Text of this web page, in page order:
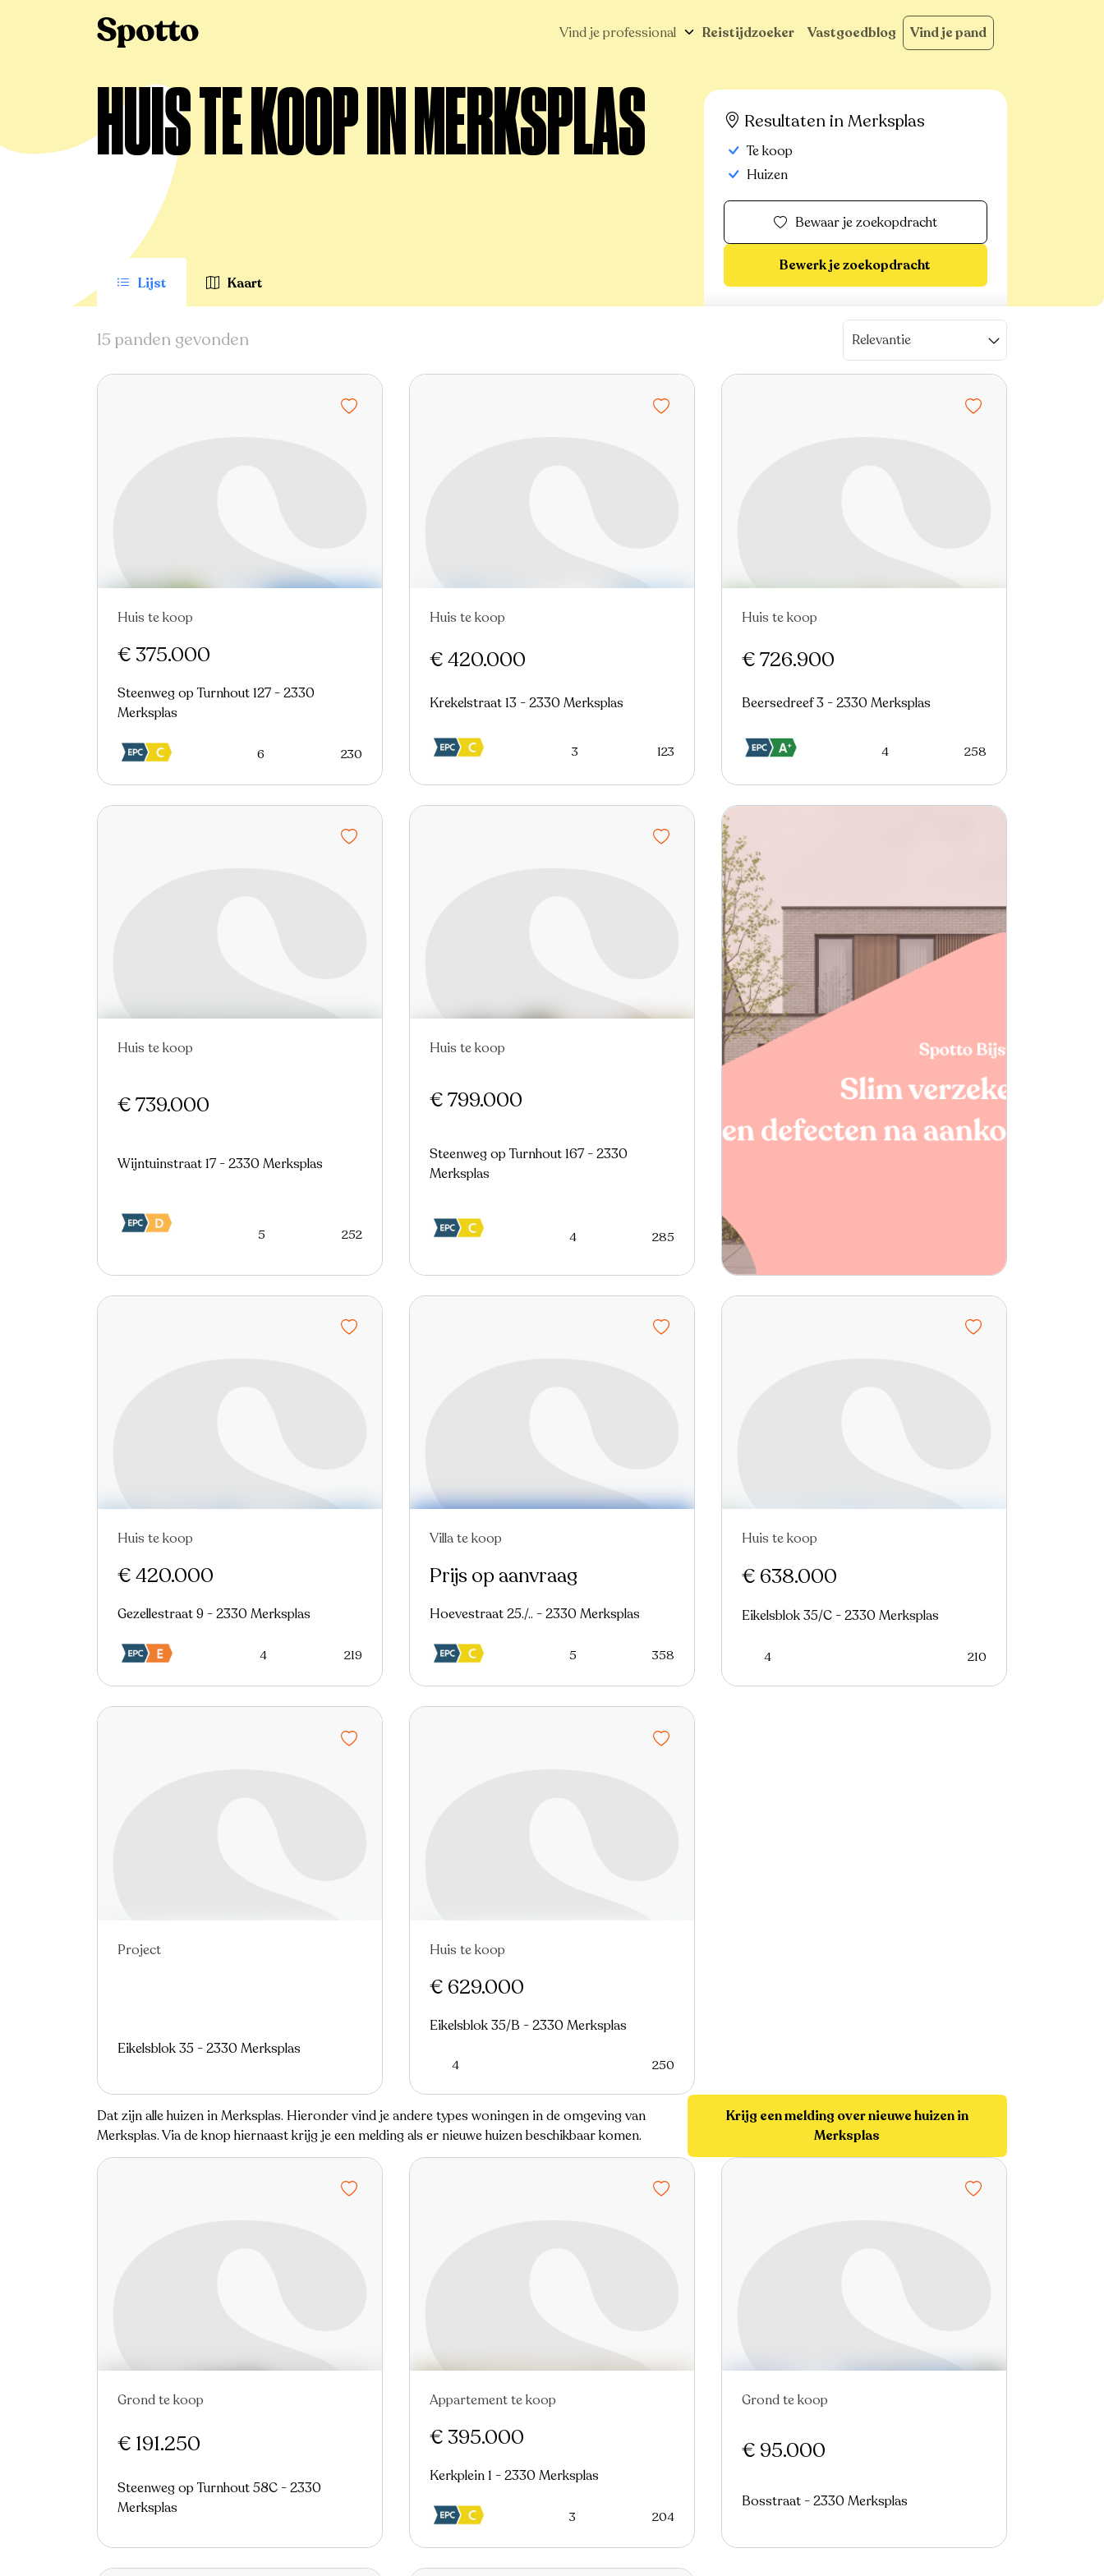
Vind je professional Reistijdzoeker Vastgoedblog Vind je pand
HUIS TE KOOP IN MERKSPLAS
Lijst Kaart
Resultaten in Merksplas
Te koop
Huizen
Bewaar je zoekopdracht
Bewerk je zoekopdracht
15 panden gevonden Relevantie
Huis te koop
€ 375.000
Steenweg op Turnhout 127 - 2330
Merksplas
6 230
In optie
Huis te koop
€ 420.000
Krekelstraat 13 - 2330 Merksplas
3 123
Virtual tour
Huis te koop
€ 726.900
Beersedreef 3 - 2330 Merksplas
4 258
Huis te koop
€ 739.000
Wijntuinstraat 17 - 2330 Merksplas
5 252
Huis te koop
€ 799.000
Steenweg op Turnhout 167 - 2330
Merksplas
4 285
In optie
Huis te koop
€ 420.000
Gezellestraat 9 - 2330 Merksplas
4 219
In optie
Villa te koop
Prijs op aanvraag
Hoevestraat 25./.. - 2330 Merksplas
5 358
Huis te koop
€ 638.000
Eikelsblok 35/C - 2330 Merksplas
4 210
Project
Eikelsblok 35 - 2330 Merksplas
Huis te koop
€ 629.000
Eikelsblok 35/B - 2330 Merksplas
4 250
Dat zijn alle huizen in Merksplas. Hieronder vind je andere types woningen in de omgeving van
Merksplas. Via de knop hiernaast krijg je een melding als er nieuwe huizen beschikbaar komen.
Krijg een melding over nieuwe huizen in
Merksplas
Grond te koop
€ 191.250
Steenweg op Turnhout 58C - 2330
Merksplas
Appartement te koop
€ 395.000
Kerkplein 1 - 2330 Merksplas
3 204
Grond te koop
€ 95.000
Bosstraat - 2330 Merksplas